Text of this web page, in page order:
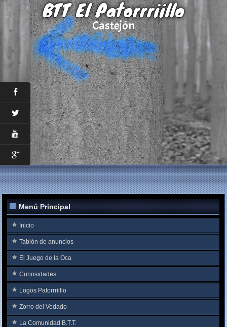
BTT El Patorrriillo
Castejón
Menú Principal
Inicio
Tablón de anuncios
El Juego de la Oca
Curiosidades
Logos Patorrriillo
Zorro del Vedado
La Comunidad B.T.T.